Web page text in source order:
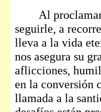
Al proclamar
seguirle, a
lleva a la vida
nos asegura su
aflicciones,
en la conversión
llamada a la